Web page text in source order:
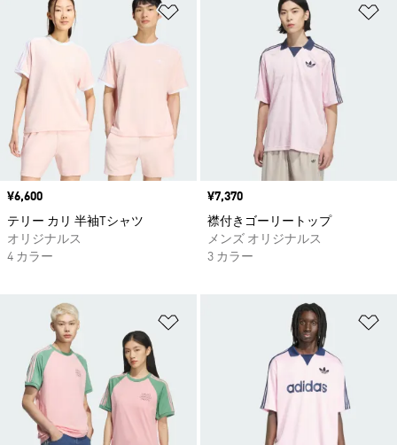
ほしいものリストに追加
価格
¥6,600
テリー カリ 半袖Tシャツ
オリジナルス
4 カラー
価格
¥7,370
襟付きゴーリートップ
メンズ オリジナルス
3 カラー
ほしいものリストに追加